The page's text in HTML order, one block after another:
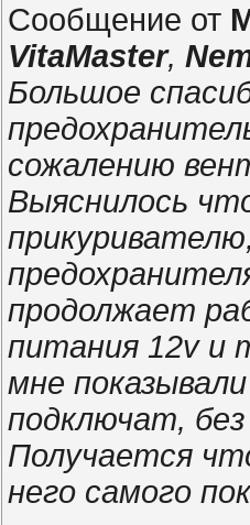
Сообщение от
VitaMaster,
Большое
сожалению
Выяснилось
продолжает
питания 12v и
мне
подключат, без
Получается
него самого